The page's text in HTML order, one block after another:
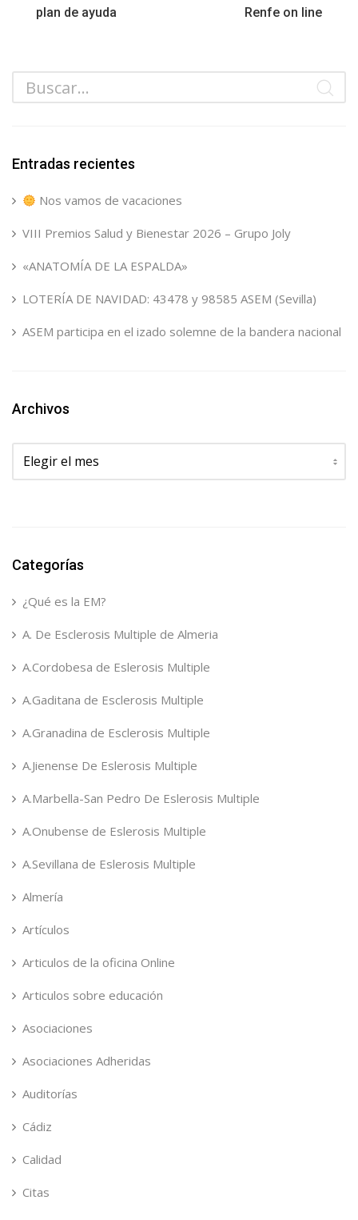
plan de ayuda
Renfe on line
Entradas recientes
Nos vamos de vacaciones
VIII Premios Salud y Bienestar 2026 – Grupo Joly
«ANATOMÍA DE LA ESPALDA»
LOTERÍA DE NAVIDAD: 43478 y 98585 ASEM (Sevilla)
ASEM participa en el izado solemne de la bandera nacional
Archivos
Archivos
Categorías
¿Qué es la EM?
A. De Esclerosis Multiple de Almeria
A.Cordobesa de Eslerosis Multiple
A.Gaditana de Esclerosis Multiple
A.Granadina de Esclerosis Multiple
A.Jienense De Eslerosis Multiple
A.Marbella-San Pedro De Eslerosis Multiple
A.Onubense de Eslerosis Multiple
A.Sevillana de Eslerosis Multiple
Almería
Artículos
Articulos de la oficina Online
Articulos sobre educación
Asociaciones
Asociaciones Adheridas
Auditorías
Cádiz
Calidad
Citas